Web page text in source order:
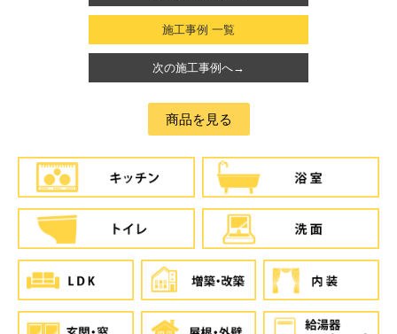
施工事例 一覧
次の施工事例へ→
商品を見る